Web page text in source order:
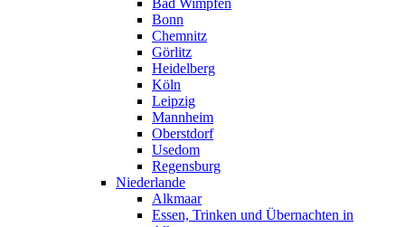
Bad Wimpfen
Bonn
Chemnitz
Görlitz
Heidelberg
Köln
Leipzig
Mannheim
Oberstdorf
Usedom
Regensburg
Niederlande
Alkmaar
Essen, Trinken und Übernachten in